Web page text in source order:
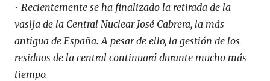
• Recientemente se ha finalizado la retirada de la
vasija de la Central Nuclear José Cabrera, la más
antigua de España. A pesar de ello, la gestión de los
residuos de la central continuará durante mucho más
tiempo.